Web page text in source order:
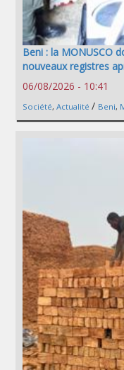
Beni : la MONUSCO
nouveaux registres
06/08/2026 - 10:41
Société, Actualité / Beni,